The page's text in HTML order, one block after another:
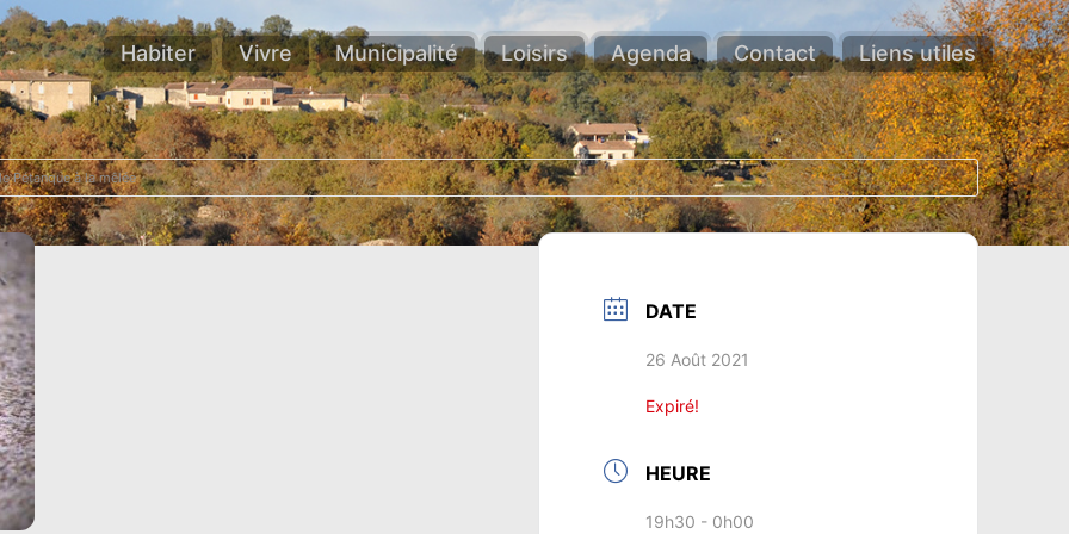
Habiter Vivre Municipalité Loisirs Agenda Contact Liens utiles
Pétanque à la mêlée
DATE
26 Août 2021
Expiré!
HEURE
19h30 - 0h00